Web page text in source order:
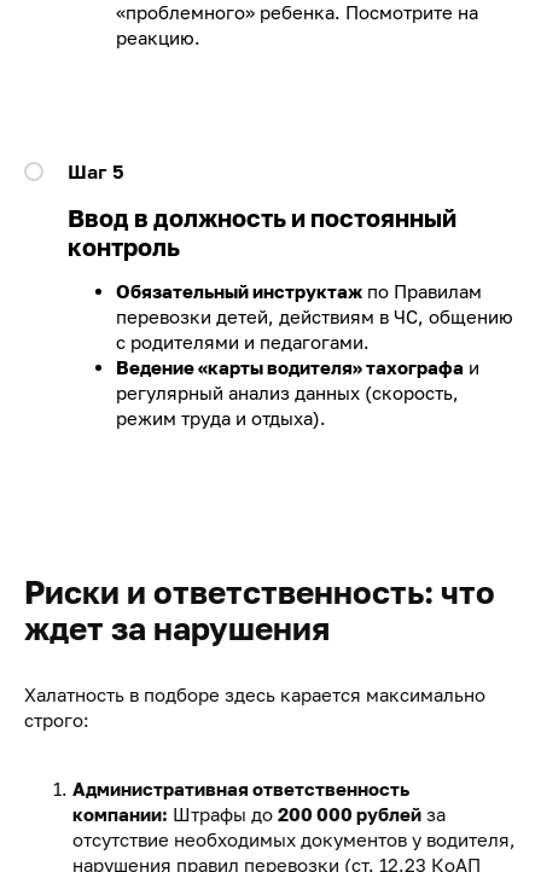
«проблемного» ребенка. Посмотрите на
реакцию.
Шаг 5
Ввод в должность и постоянный
контроль
Обязательный инструктаж по Правилам
перевозки детей, действиям в ЧС, общению
с родителями и педагогами.
Ведение «карты водителя» тахографа и
регулярный анализ данных (скорость,
режим труда и отдыха).
Риски и ответственность: что
ждет за нарушения
Халатность в подборе здесь карается максимально
строго:
Административная ответственность
компании: Штрафы до 200 000 рублей за
отсутствие необходимых документов у водителя,
нарушения правил перевозки (ст. 12.23 КоАП